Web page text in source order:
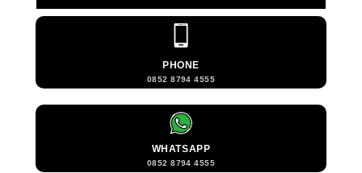
PHONE
0852 8794 4555
WHATSAPP
0852 8794 4555